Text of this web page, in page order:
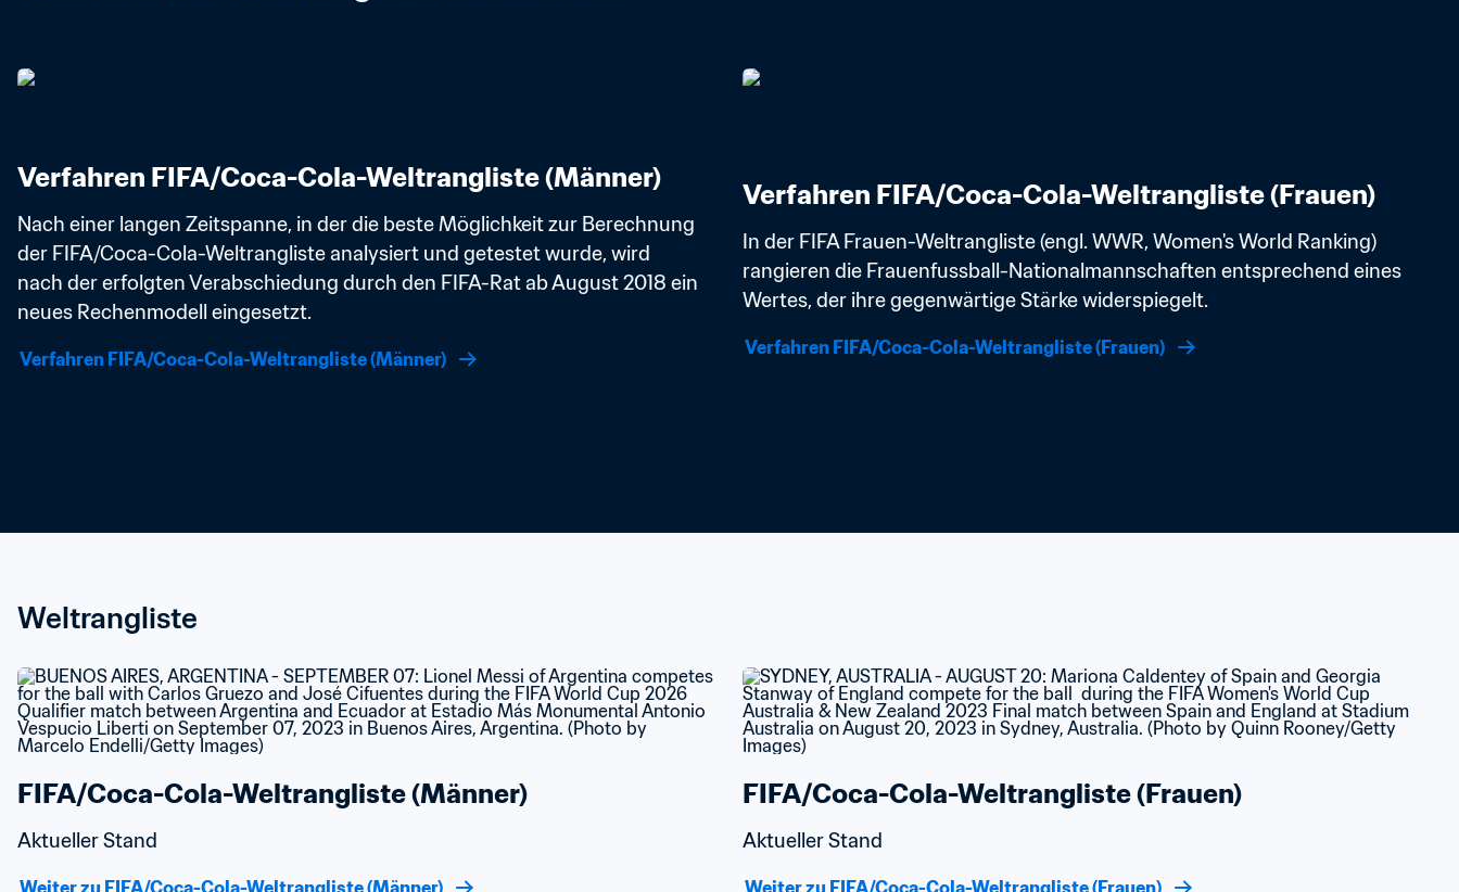
Verfahren FIFA/Coca-Cola-Weltrangliste (Männer)
Nach einer langen Zeitspanne, in der die beste Möglichkeit zur Berechnung
der FIFA/Coca-Cola-Weltrangliste analysiert und getestet wurde, wird
nach der erfolgten Verabschiedung durch den FIFA-Rat ab August 2018 ein
neues Rechenmodell eingesetzt.
Verfahren FIFA/Coca-Cola-Weltrangliste (Männer)
Verfahren FIFA/Coca-Cola-Weltrangliste (Frauen)
In der FIFA Frauen-Weltrangliste (engl. WWR, Women's World Ranking)
rangieren die Frauenfussball-Nationalmannschaften entsprechend eines
Wertes, der ihre gegenwärtige Stärke widerspiegelt.
Verfahren FIFA/Coca-Cola-Weltrangliste (Frauen)
Weltrangliste
FIFA/Coca-Cola-Weltrangliste (Männer)
Aktueller Stand
Weiter zu FIFA/Coca-Cola-Weltrangliste (Männer)
FIFA/Coca-Cola-Weltrangliste (Frauen)
Aktueller Stand
Weiter zu FIFA/Coca-Cola-Weltrangliste (Frauen)